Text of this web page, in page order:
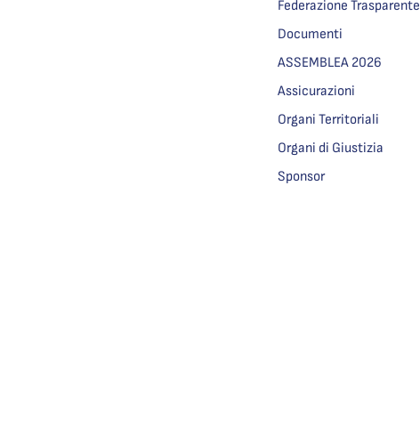
Federazione Trasparente
Documenti
ASSEMBLEA 2026
Assicurazioni
Organi Territoriali
Organi di Giustizia
Sponsor